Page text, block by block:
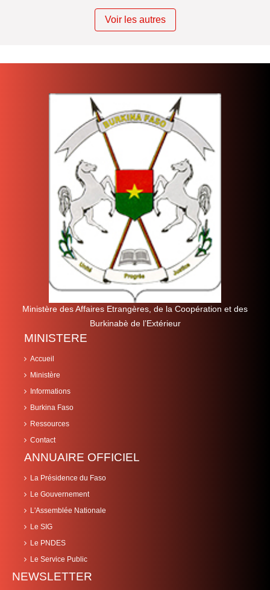
Voir les autres
Ministère des Affaires Etrangères, de la Coopération et des
Burkinabè de l’Extérieur
MINISTERE
Accueil
Ministère
Informations
Burkina Faso
Ressources
Contact
ANNUAIRE OFFICIEL
La Présidence du Faso
Le Gouvernement
L'Assemblée Nationale
Le SIG
Le PNDES
Le Service Public
NEWSLETTER